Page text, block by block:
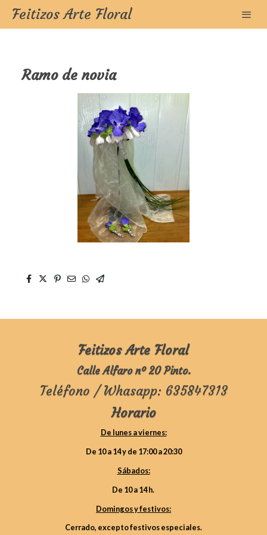
Feitizos Arte Floral
Ramo de novia
Feitizos Arte Floral
Calle Alfaro nº 20 Pinto.
Teléfono / Whasapp: 635847313
Horario
De lunes a viernes:
De 10 a 14 y de 17:00 a 20:30
Sábados:
De 10 a 14 h.
Domingos y festivos:
Cerrado, excepto festivos especiales.